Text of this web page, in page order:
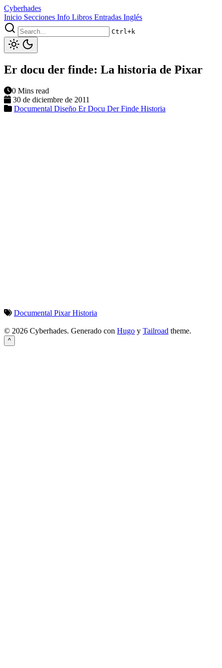
Cyberhades
Inicio Secciones Info Libros Entradas Inglés
Ctrl+k
Er docu der finde: La historia de Pixar
0 Mins read
30 de diciembre de 2011
Documental Diseño Er Docu Der Finde Historia
Documental PixarHistoria
© 2026 Cyberhades. Generado con Hugo y Tailroad theme.
^